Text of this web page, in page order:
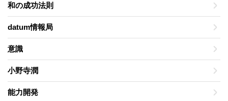
和の成功法則
datum情報局
意識
小野寺潤
能力開発